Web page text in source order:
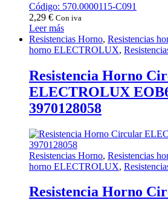
Código: 570.0000115-C091
2,29 € Con iva
Leer más
Resistencias Horno, Resistencias
horno ELECTROLUX,
Resistencia Horno
ELECTROLUX
3970128058
Resistencias Horno, Resistencias
horno ELECTROLUX,
Resistencia Horno